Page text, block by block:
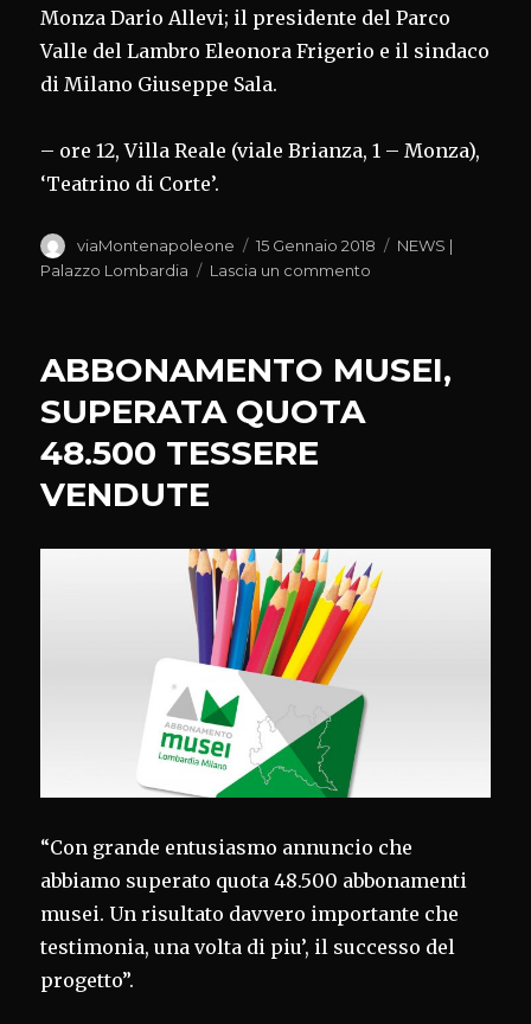
Monza Dario Allevi; il presidente del Parco
Valle del Lambro Eleonora Frigerio e il sindaco
di Milano Giuseppe Sala.
– ore 12, Villa Reale (viale Brianza, 1 – Monza),
‘Teatrino di Corte’.
Autore
viaMontenapoleone
Pubblicato
il
15 Gennaio 2018 Categorie
NEWS |
Palazzo Lombardia
Lascia un commento
VILLA
ABBONAMENTO MUSEI,
SUPERATA QUOTA
48.500 TESSERE
VENDUTE
“Con grande entusiasmo annuncio che
abbiamo superato quota 48.500 abbonamenti
musei. Un risultato davvero importante che
testimonia, una volta di piu’, il successo del
progetto”.